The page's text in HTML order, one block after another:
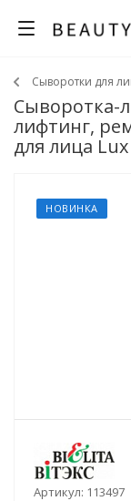
Сыворотки для
Сыворотка-
лифтинг,
для лица
НОВИНКА
Артикул: 113497